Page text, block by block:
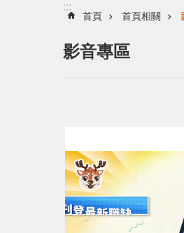
:::
首頁 首頁相關
影音專區